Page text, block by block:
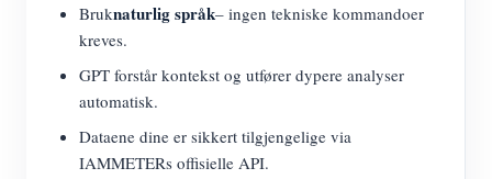
Bruknaturlig språk– ingen tekniske kommandoer
kreves.
GPT forstår kontekst og utfører dypere analyser
automatisk.
Dataene dine er sikkert tilgjengelige via
IAMMETERs offisielle API.